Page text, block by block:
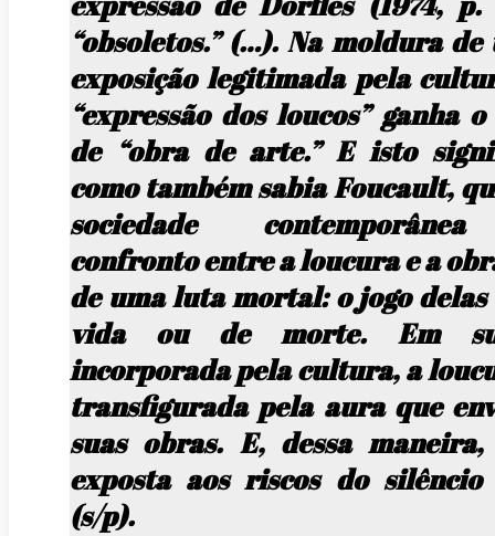
“obsoletos.” (…). Na moldura de
exposição legitimada pela
“expressão dos loucos” ganha
de “obra de arte.” E isto
como também sabia Foucault,
sociedade
confronto entre a loucura e a
de uma luta mortal: o jogo delas
vida ou de morte. Em
incorporada pela cultura, a
transfigurada pela aura que
suas obras. E, dessa
exposta aos riscos do
(s/p).